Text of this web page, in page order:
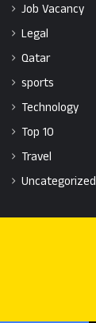
Job Vacancy
Legal
Qatar
sports
Technology
Top 10
Travel
Uncategorized